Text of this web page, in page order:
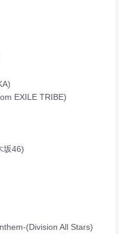
EXILE TRIBE)
坂46)
(Division All Stars)